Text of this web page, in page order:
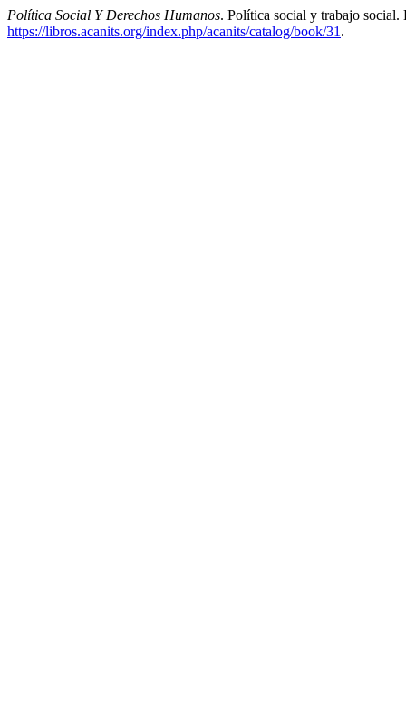
Política Social Y Derechos Humanos. Política social y trabajo
https://libros.acanits.org/index.php/acanits/catalog/book/31 .